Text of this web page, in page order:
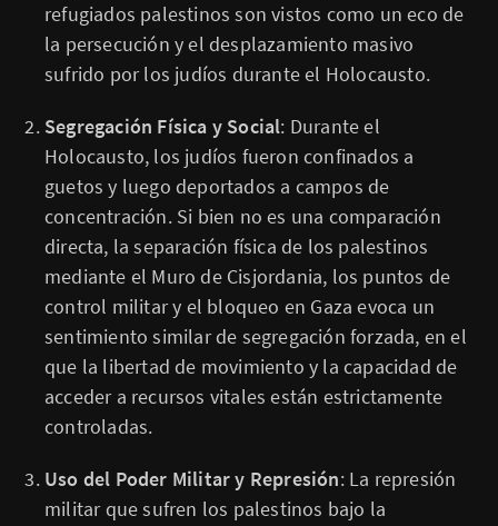
refugiados palestinos son vistos como un eco de
la persecución y el desplazamiento masivo
sufrido por los judíos durante el Holocausto.
Segregación Física y Social: Durante el
Holocausto, los judíos fueron confinados a
guetos y luego deportados a campos de
concentración. Si bien no es una comparación
directa, la separación física de los palestinos
mediante el Muro de Cisjordania, los puntos de
control militar y el bloqueo en Gaza evoca un
sentimiento similar de segregación forzada, en el
que la libertad de movimiento y la capacidad de
acceder a recursos vitales están estrictamente
controladas.
Uso del Poder Militar y Represión: La represión
militar que sufren los palestinos bajo la